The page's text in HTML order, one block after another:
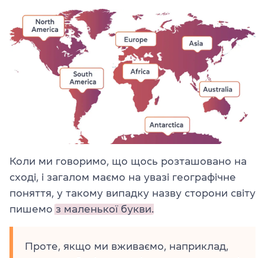
Коли ми говоримо, що щось розташовано на
сході, і загалом маємо на увазі географічне
поняття, у такому випадку назву сторони світу
пишемо з маленької букви.
Проте, якщо ми вживаємо, наприклад,